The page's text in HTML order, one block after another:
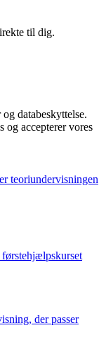
til dig.
databeskyttelse.
og accepterer vores
teoriundervisningen
førstehjælpskurset
der passer